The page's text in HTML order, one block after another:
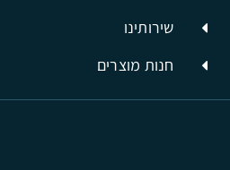
שירותינו
חנות מוצרים